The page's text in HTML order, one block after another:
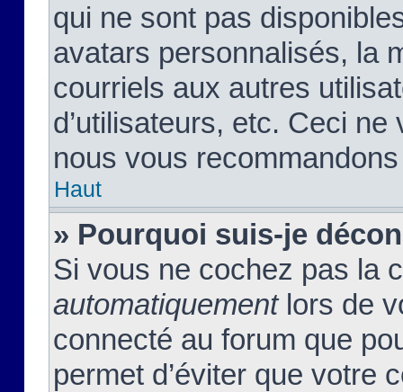
qui ne sont pas
avatars personnalisés, la
courriels aux autres
d’utilisateurs, etc. Ceci
nous vous
Haut
» Pourquoi suis-je
Si vous ne cochez pas la
automatiquementlors de
connecté au forum que
permet d’éviter que votre